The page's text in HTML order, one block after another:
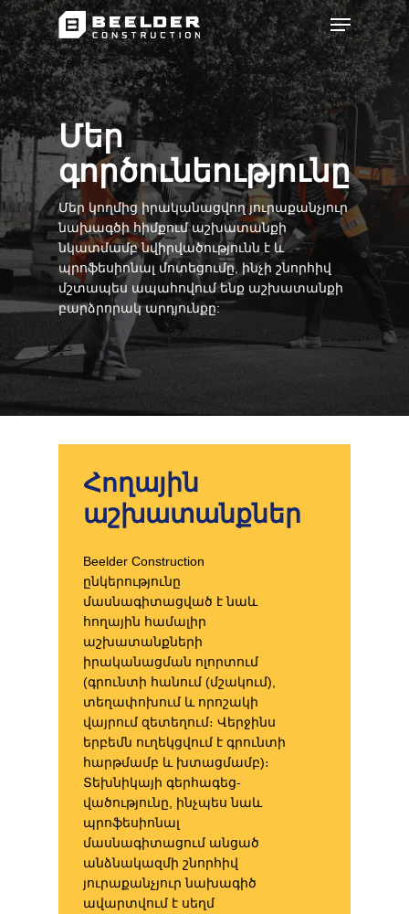
Մեր
գործունեությունը
Մեր կողմից իրականացվող յուրաքանչյուր
նախագծի հիմքում աշխատանքի
նկատմամբ նվիրվածությունն է և
պրոֆեսիոնալ մոտեցումը, ինչի շնորհիվ
մշտապես ապահովում ենք աշխատանքի
բարձրորակ արդյունքը:
Հողային
աշխատանքներ
Beelder Construction
ընկերությունը
մասնագիտացված է նաև
հողային համալիր
աշխատանքների
իրականացման ոլորտում
(գրունտի հանում (մշակում),
տեղափոխում և որոշակի
վայրում զետեղում։ Վերջինս
երբեմն ուղեկցվում է գրունտի
հարթմամբ և խտացմամբ)։
Տեխնիկայի գերհագեց­
վածությունը, ինչպես նաև
պրոֆեսիոնալ
մասնագիտացում անցած
անձնակազմի շնորհիվ
յուրաքանչյուր նախագիծ
ավարտվում է սեղմ